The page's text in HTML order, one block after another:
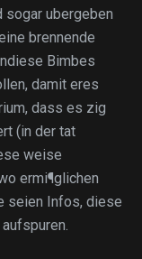
sogar ubergeben
brennende
Bimbes
damit eres
dass es zig
(in der tat
weise
ermi¶glichen
seien Infos, diese